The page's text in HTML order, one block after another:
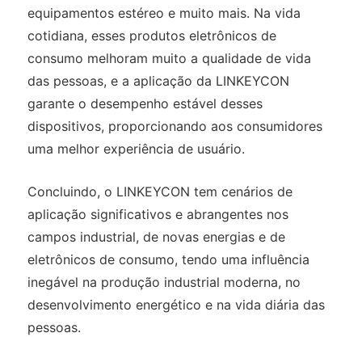
equipamentos estéreo e muito mais. Na vida
cotidiana, esses produtos eletrônicos de
consumo melhoram muito a qualidade de vida
das pessoas, e a aplicação da LINKEYCON
garante o desempenho estável desses
dispositivos, proporcionando aos consumidores
uma melhor experiência de usuário.
Concluindo, o LINKEYCON tem cenários de
aplicação significativos e abrangentes nos
campos industrial, de novas energias e de
eletrônicos de consumo, tendo uma influência
inegável na produção industrial moderna, no
desenvolvimento energético e na vida diária das
pessoas.